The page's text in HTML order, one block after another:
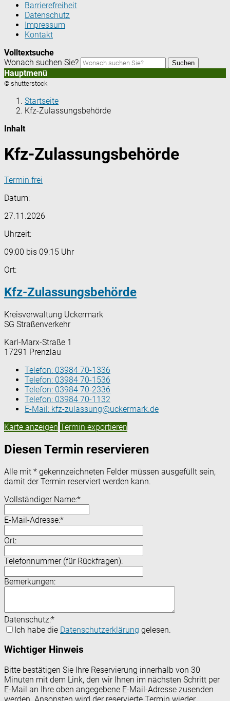
Barrierefreiheit
Datenschutz
Impressum
Kontakt
Volltextsuche
Wonach suchen Sie?
Suchen
Hauptmenü
© shutterstock
Startseite
Kfz-Zulassungsbehörde
Inhalt
Kfz-Zulassungsbehörde
Termin frei
Datum:
27.11.2026
Uhrzeit:
09:00 bis 09:15 Uhr
Ort:
Kfz-Zulassungsbehörde
Kreisverwaltung Uckermark
SG Straßenverkehr
Karl-Marx-Straße 1
17291 Prenzlau
Telefon: 03984 70-1336
Telefon: 03984 70-1536
Telefon: 03984 70-2336
Telefon: 03984 70-1132
E-Mail: kfz-zulassung@uckermark.de
Karte anzeigen Termin exportieren
Diesen Termin reservieren
Alle mit * gekennzeichneten Felder müssen ausgefüllt sein,
damit der Termin reserviert werden kann.
Vollständiger Name:*
E-Mail-Adresse:*
Ort:
Telefonnummer (für Rückfragen):
Bemerkungen:
Datenschutz:*
Ich habe die Datenschutzerklärung gelesen.
Wichtiger Hinweis
Bitte bestätigen Sie Ihre Reservierung innerhalb von 30
Minuten mit dem Link, den wir Ihnen im nächsten Schritt per
E-Mail an Ihre oben angegebene E-Mail-Adresse zusenden